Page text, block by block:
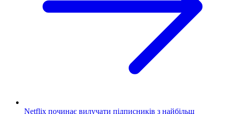
Netflix починає вилучати підписників з ​​найбільш